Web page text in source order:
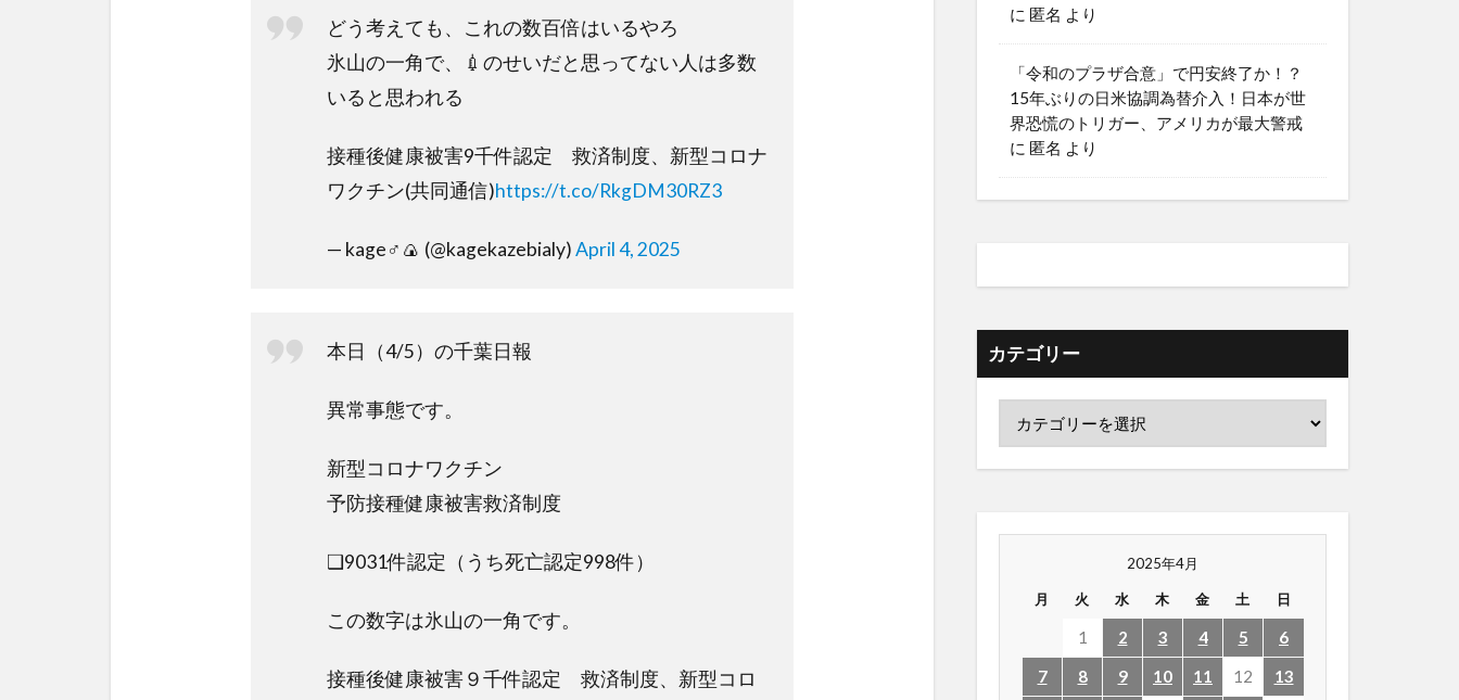
どう考えても、これの数百倍はいるやろ
氷山の一角で、💉のせいだと思ってない人は多数
いると思われる
接種後健康被害9千件認定 救済制度、新型コロナ
ワクチン(共同通信)https://t.co/RkgDM30RZ3
— kage♂🍙 (@kagekazebialy)April 4, 2025
本日（4/5）の千葉日報
異常事態です。
新型コロナワクチン
予防接種健康被害救済制度
❑9031件認定（うち死亡認定998件）
この数字は氷山の一角です。
接種後健康被害９千件認定 救済制度、新型コロ
に 匿名 より
「令和のプラザ合意」で円安終了か！？
15年ぶりの日米協調為替介入！日本が世
界恐慌のトリガー、アメリカが最大警戒
に 匿名 より
カテゴリー
2025年4月
月 火 水 木 金 土 日
1 2 3 4 5
6
7
8 9 10 11 12
13